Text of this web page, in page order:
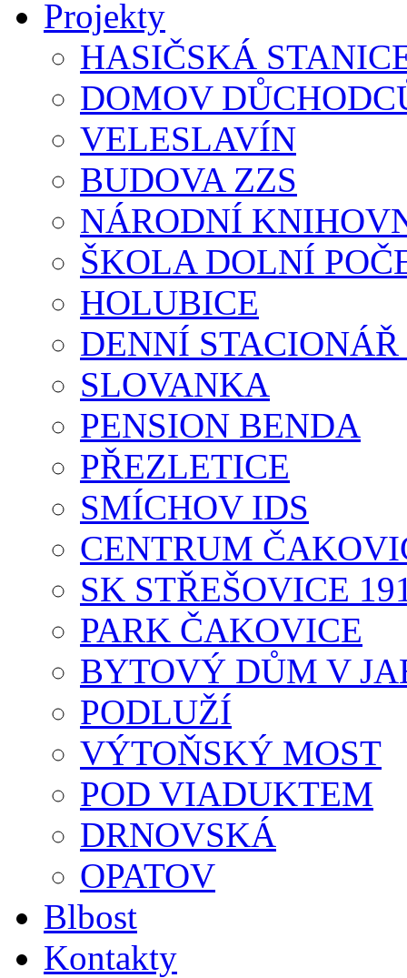
Projekty
HASIČSKÁ
DOMOV
VELESLAVÍN
BUDOVA ZZS
NÁRODNÍ
ŠKOLA DOLNÍ
HOLUBICE
DENNÍ
SLOVANKA
PENSION BENDA
PŘEZLETICE
SMÍCHOV IDS
CENTRUM
SK STŘEŠOVICE
PARK ČAKOVICE
BYTOVÝ DŮM V
PODLUŽÍ
VÝTOŇSKÝ MOST
POD VIADUKTEM
DRNOVSKÁ
OPATOV
Blbost
Kontakty